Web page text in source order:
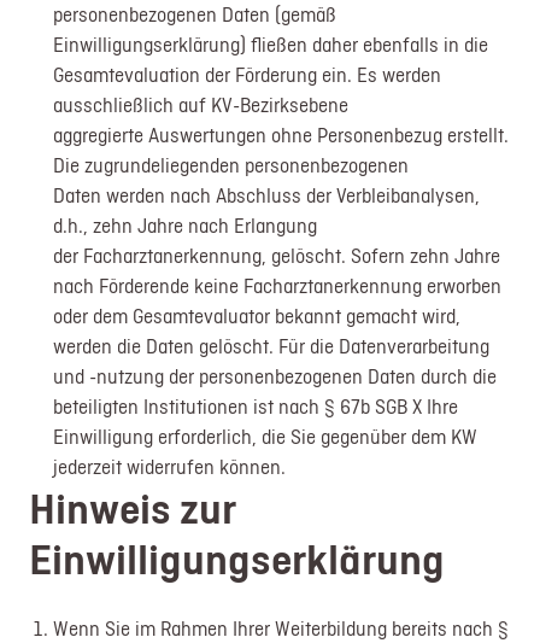
personenbezogenen Daten (gemäß
Einwilligungserklärung) fließen daher ebenfalls in die
Gesamtevaluation der Förderung ein. Es werden
ausschließlich auf KV-Bezirksebene
aggregierte Auswertungen ohne Personenbezug erstellt.
Die zugrundeliegenden personenbezogenen
Daten werden nach Abschluss der Verbleibanalysen,
d.h., zehn Jahre nach Erlangung
der Facharztanerkennung, gelöscht. Sofern zehn Jahre
nach Förderende keine Facharztanerkennung erworben
oder dem Gesamtevaluator bekannt gemacht wird,
werden die Daten gelöscht. Für die Datenverarbeitung
und -nutzung der personenbezogenen Daten durch die
beteiligten Institutionen ist nach § 67b SGB X Ihre
Einwilligung erforderlich, die Sie gegenüber dem KW
jederzeit widerrufen können.
Hinweis zur
Einwilligungserklärung
Wenn Sie im Rahmen Ihrer Weiterbildung bereits nach §